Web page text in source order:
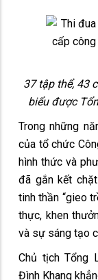
37 tập thể, 43
biểu được
Trong những
của tổ chức
hình thức và
đã gắn kết
tinh thần “gieo
thực, khen
và sự sáng tạo
Chủ tịch Tổng
Đình Khang